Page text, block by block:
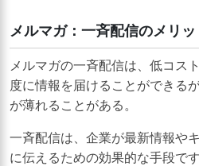
メルマガ：一斉配信のメリ
メルマガの一斉配信は、低コス
度に情報を届けることができる
が薄れることがある。
一斉配信は、企業が最新情報や
に伝えるための効果的な手段で